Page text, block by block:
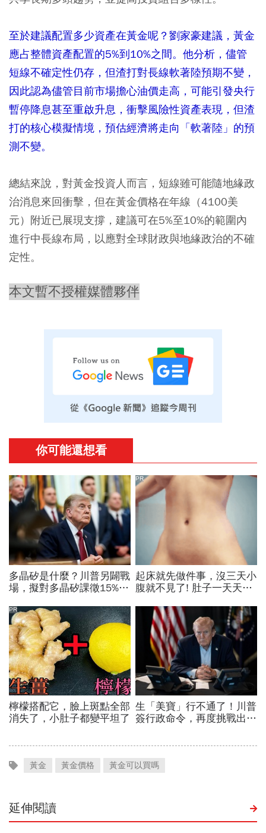
至於建議配置多少資產在黃金呢？劉家豪建議，黃金
應占整體資產配置的5%到10%之間。他分析，儘管
短線不確定性仍存，但渣打對長線軟著陸預期不變，
因此認為儘管目前市場擔心油價走高，可能引發央行
暫停降息甚至重啟升息，衝擊風險性資產表現，但渣
打的核心模擬情境，預估經濟將走向「軟著陸」的預
測不變。
總結來說，對黃金投資人而言，短線雖可能隨地緣政
治消息來回衝擊，但在黃金價格在年線（4100美
元）附近已展現支撐，建議可在5%至10%的範圍內
進行中長線布局，以應對全球財政與地緣政治的不確
定性。
本文暫不授權媒體夥伴
黃金 黃金價格 黃金可以買嗎
延伸閱讀